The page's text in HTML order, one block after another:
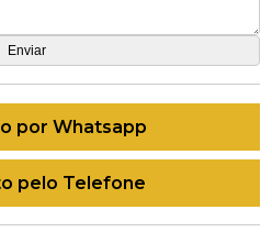
por Whatsapp
pelo Telefone